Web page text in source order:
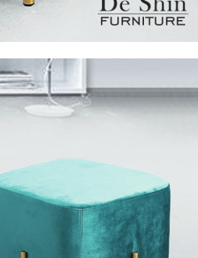
天收送貨
蓮、台東、金門、馬祖、澎湖地區
點搬運過於困難等因素，導致無法順利配送，
掛方式吊運，費用將由買方自行支付。
差值(約正負0.5CM) 詳細尺寸以實品
ID：@dershin )，並須保持商品全新
無法辦理退換貨。
客人使用習慣、居家環境不同。若屬人
自行吸收(另事先與消費者報價，消費
題於鑑賞期內退貨之情形，我們需酌收
務。
格售出
，且在特定時日會給予折扣，
。